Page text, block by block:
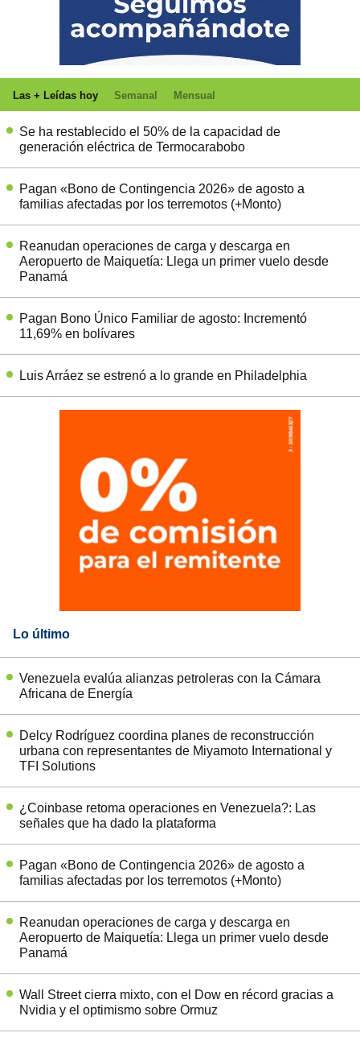
Las + Leídas hoy Semanal Mensual
Se ha restablecido el 50% de la capacidad de
generación eléctrica de Termocarabobo
Pagan «Bono de Contingencia 2026» de agosto a
familias afectadas por los terremotos (+Monto)
Reanudan operaciones de carga y descarga en
Aeropuerto de Maiquetía: Llega un primer vuelo desde
Panamá
Pagan Bono Único Familiar de agosto: Incrementó
11,69% en bolívares
Luis Arráez se estrenó a lo grande en Philadelphia
Lo último
Venezuela evalúa alianzas petroleras con la Cámara
Africana de Energía
Delcy Rodríguez coordina planes de reconstrucción
urbana con representantes de Miyamoto International y
TFI Solutions
¿Coinbase retoma operaciones en Venezuela?: Las
señales que ha dado la plataforma
Pagan «Bono de Contingencia 2026» de agosto a
familias afectadas por los terremotos (+Monto)
Reanudan operaciones de carga y descarga en
Aeropuerto de Maiquetía: Llega un primer vuelo desde
Panamá
Wall Street cierra mixto, con el Dow en récord gracias a
Nvidia y el optimismo sobre Ormuz